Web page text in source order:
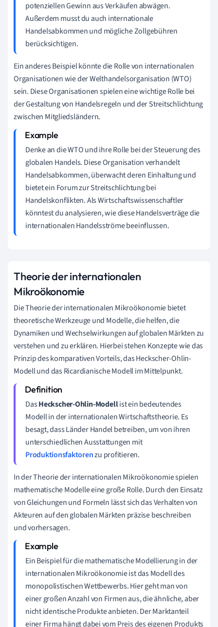
potenziellen Gewinn aus Verkäufen abwägen.
Außerdem musst du auch internationale
Handelsabkommen und mögliche Zollgebühren
berücksichtigen.
Ein anderes Beispiel könnte die Rolle von internationalen
Organisationen wie der Welthandelsorganisation (WTO)
sein. Diese Organisationen spielen eine wichtige Rolle bei
der Gestaltung von Handelsregeln und der Streitschlichtung
zwischen Mitgliedsländern.
Denke an die WTO und ihre Rolle bei der Steuerung des
globalen Handels. Diese Organisation verhandelt
Handelsabkommen, überwacht deren Einhaltung und
bietet ein Forum zur Streitschlichtung bei
Handelskonflikten. Als Wirtschaftswissenschaftler
könntest du analysieren, wie diese Handelsverträge die
internationalen Handelsströme beeinflussen.
Theorie der internationalen
Mikroökonomie
Die Theorie der internationalen Mikroökonomie bietet
theoretische Werkzeuge und Modelle, die helfen, die
Dynamiken und Wechselwirkungen auf globalen Märkten zu
verstehen und zu erklären. Hierbei stehen Konzepte wie das
Prinzip des komparativen Vorteils, das Heckscher-Ohlin-
Modell und das Ricardianische Modell im Mittelpunkt.
DasHeckscher-Ohlin-Modellist ein bedeutendes
Modell in der internationalen Wirtschaftstheorie. Es
besagt, dass Länder Handel betreiben, um von ihren
unterschiedlichen Ausstattungen mit
Produktionsfaktorenzu profitieren.
In der Theorie der internationalen Mikroökonomie spielen
mathematische Modelle eine große Rolle. Durch den Einsatz
von Gleichungen und Formeln lässt sich das Verhalten von
Akteuren auf den globalen Märkten präzise beschreiben
und vorhersagen.
Ein Beispiel für die mathematische Modellierung in der
internationalen Mikroökonomie ist das Modell des
monopolistischen Wettbewerbs. Hier geht man von
einer großen Anzahl von Firmen aus, die ähnliche, aber
nicht identische Produkte anbieten. Der Marktanteil
einer Firma hängt dabei vom Preis des eigenen Produkts